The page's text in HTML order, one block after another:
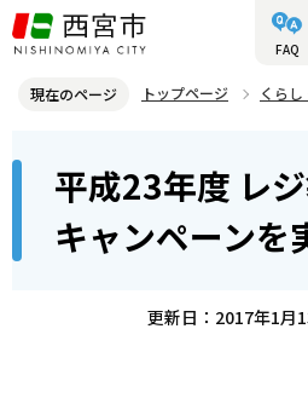
こ
の
ジ
頭
FAQ
現在のページ トップページ くらし
レジ袋削減キャンペーン
平成23年度 レジ袋削減駅前キャンペーン
平成23年度 レ
キャンペーンを
更新日：2017年1月